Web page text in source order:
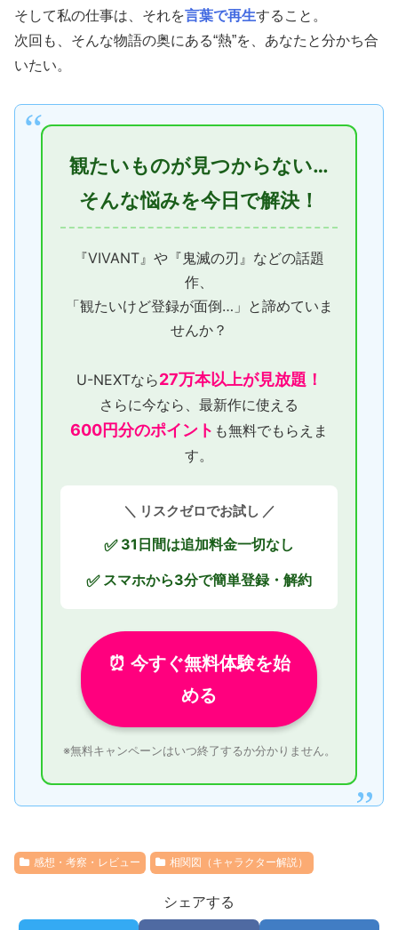
そして私の仕事は、それを言葉で再生すること。
次回も、そんな物語の奥にある“熱”を、あなたと分かち合
いたい。
観たいものが見つからない…
そんな悩みを今日で解決！
『VIVANT』や『鬼滅の刃』などの話題
作、
「観たいけど登録が面倒…」と諦めていま
せんか？
U-NEXTなら27万本以上が見放題！
さらに今なら、最新作に使える
600円分のポイント も無料でもらえま
す。
＼ リスクゼロでお試し ／
✅31日間は追加料金一切なし
✅スマホから3分で簡単登録・解約
⏰ 今すぐ無料体験を始
める
※無料キャンペーンはいつ終了するか分かりません。
感想・考察・レビュー 相関図（キャラクター解説）
シェアする